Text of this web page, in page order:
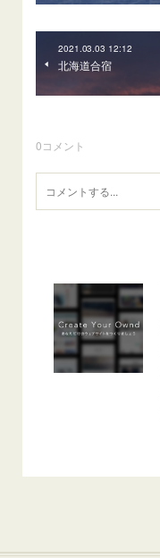
2021.03.03 12:12
北海道合宿
0コメント